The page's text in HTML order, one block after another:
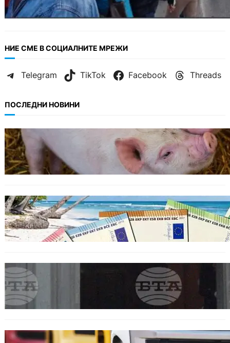
НИЕ СМЕ В СОЦИАЛНИТЕ МРЕЖИ
Telegram TikTok Facebook Threads
ПОСЛЕДНИ НОВИНИ
Тревога във Варненско: Африканска чума
по свинете е открита край Гроздьово.
ИКОНОМИКА
Край на цените в две валути: От 9 август
етикетите ще са само в евро.
Варна отбелязва 147 години от създаването
на Военноморските сили.
БЪЛГАРИЯ